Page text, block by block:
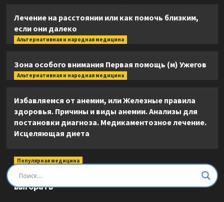
Лечение на расстоянии или как помочь близким,
если они далеко
Альтернативная и народная медицина
Зона особого внимания Первая помощь (м) Ужегов
Альтернативная и народная медицина
Избавляемся от анемии, или Железные правила
здоровья. Причины и виды анемии. Анализы для
постановки диагноза. Медикаментозное лечение.
Исцеляющая диета
Популярная медицина
Быть врачом. Как помогать, развиваться и не
выгорать